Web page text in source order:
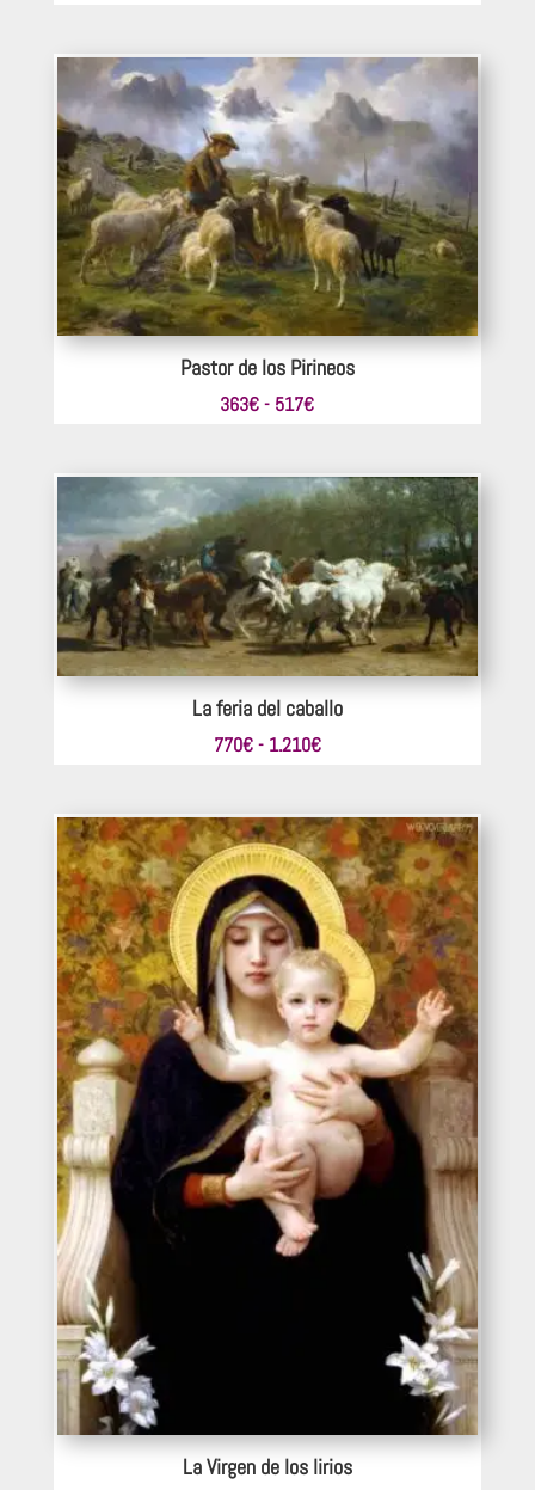
desde
330€
hasta
550€
Pastor de los Pirineos
363€ - 517€Rango
desde
hasta
517€
La feria del caballo
770€- 1.210€Rango
desde
770€
hasta
1.210€
La Virgen de los lirios